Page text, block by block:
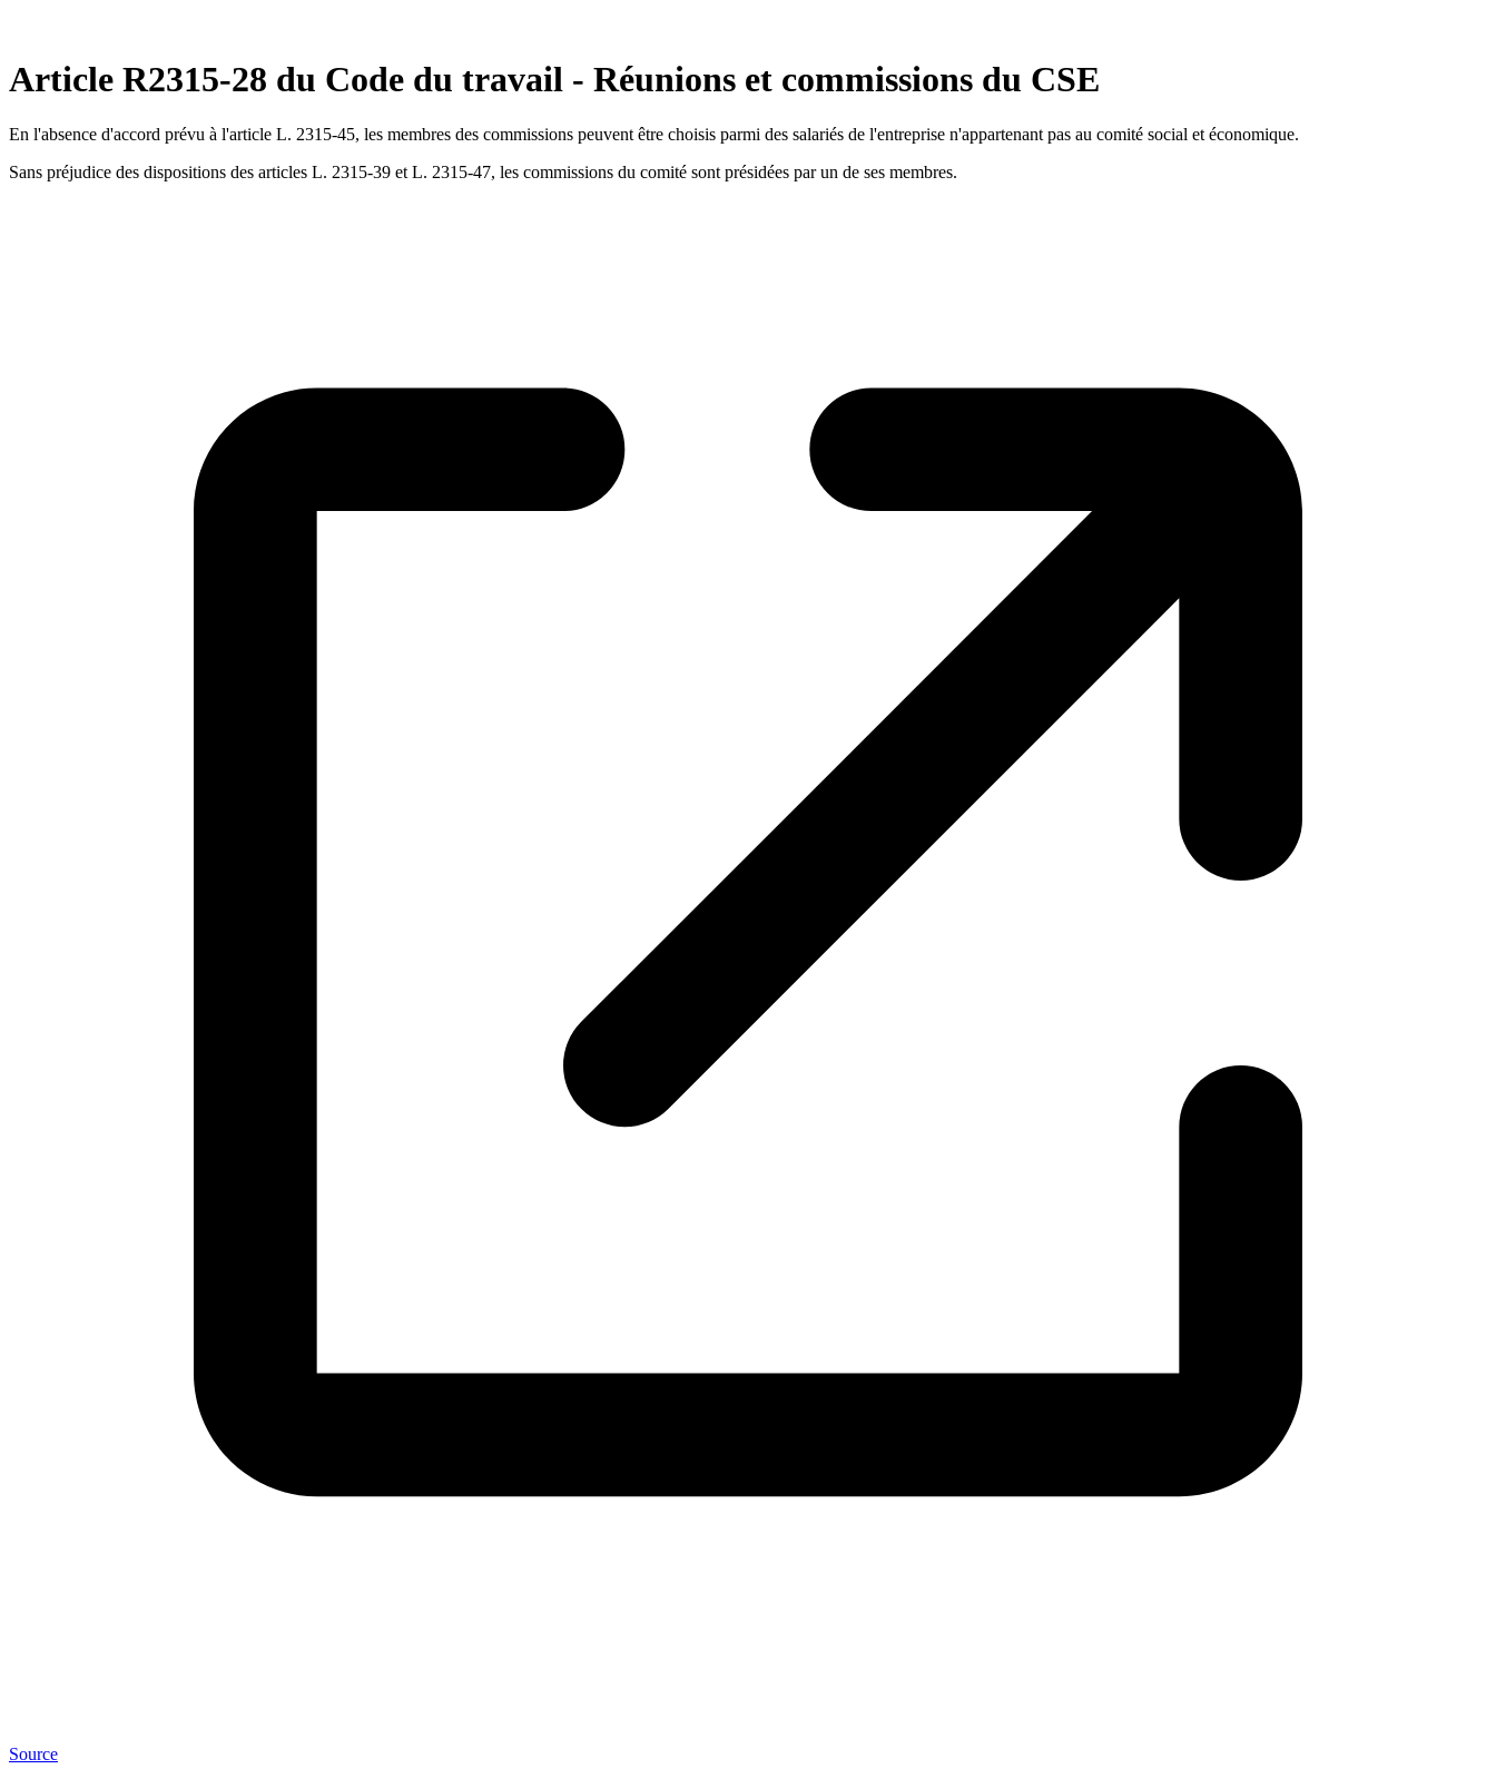
Article R2315-28 du Code du travail - Réunions et commissions du CSE
En l'absence d'accord prévu à l'article L. 2315-45, les membres des commissions peuvent être choisis parmi des salariés de l'entreprise n'appartenant pas au comité social et économique.
Sans préjudice des dispositions des articles L. 2315-39 et L. 2315-47, les commissions du comité sont présidées par un de ses membres.
Source